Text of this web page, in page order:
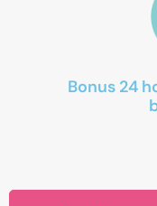
Bonus 24